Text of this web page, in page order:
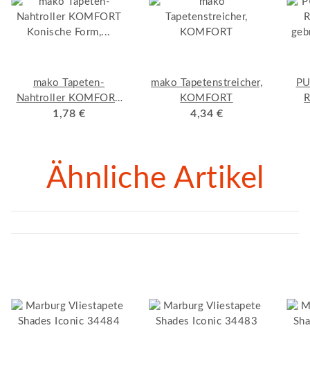
mako Tapeten-
Nahtroller KOMFORT
Konische Form,
1,78 €
mako Tapetenstreicher,
KOMFORT
4,34 €
Ähnliche Artikel